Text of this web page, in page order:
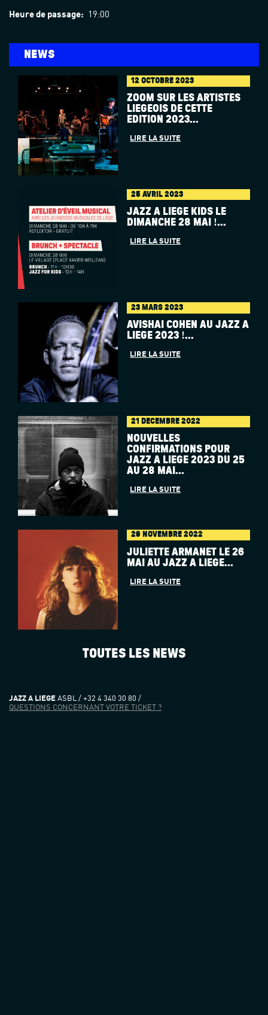
Heure de passage: 19:00
NEWS
12 OCTOBRE 2023
ZOOM SUR LES ARTISTES
LIÉGEOIS DE CETTE
ÉDITION 2023...
LIRE LA SUITE
25 AVRIL 2023
JAZZ À LIÈGE KIDS LE
DIMANCHE 28 MAI !...
LIRE LA SUITE
23 MARS 2023
AVISHAI COHEN AU JAZZ À
LIÈGE 2023 !...
LIRE LA SUITE
21 DÉCEMBRE 2022
NOUVELLES
CONFIRMATIONS POUR
JAZZ À LIÈGE 2023 DU 25
AU 28 MAI...
LIRE LA SUITE
29 NOVEMBRE 2022
JULIETTE ARMANET LE 26
MAI AU JAZZ À LIÈGE...
LIRE LA SUITE
TOUTES LES NEWS
JAZZ A LIEGE ASBL / +32 4 340 30 80 /
QUESTIONS CONCERNANT VOTRE TICKET ?